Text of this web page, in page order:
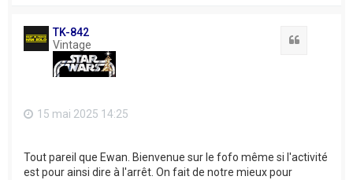
TK-842
Vintage
15 mai 2025 14:25
Tout pareil que Ewan. Bienvenue sur le fofo même si l'activité
est pour ainsi dire à l'arrêt. On fait de notre mieux pour